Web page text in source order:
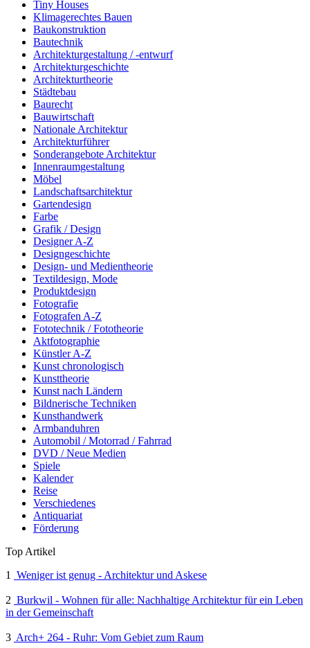
Tiny Houses
Klimagerechtes Bauen
Baukonstruktion
Bautechnik
Architekturgestaltung / -entwurf
Architekturgeschichte
Architekturtheorie
Städtebau
Baurecht
Bauwirtschaft
Nationale Architektur
Architekturführer
Sonderangebote Architektur
Innenraumgestaltung
Möbel
Landschaftsarchitektur
Gartendesign
Farbe
Grafik / Design
Designer A-Z
Designgeschichte
Design- und Medientheorie
Textildesign, Mode
Produktdesign
Fotografie
Fotografen A-Z
Fototechnik / Fototheorie
Aktfotographie
Künstler A-Z
Kunst chronologisch
Kunsttheorie
Kunst nach Ländern
Bildnerische Techniken
Kunsthandwerk
Armbanduhren
Automobil / Motorrad / Fahrrad
DVD / Neue Medien
Spiele
Kalender
Reise
Verschiedenes
Antiquariat
Förderung
Top Artikel
1
Weniger ist genug - Architektur und Askese
2 Burkwil - Wohnen für alle: Nachhaltige Architektur für ein Leben
in der Gemeinschaft
3 Arch+ 264 - Ruhr: Vom Gebiet zum Raum